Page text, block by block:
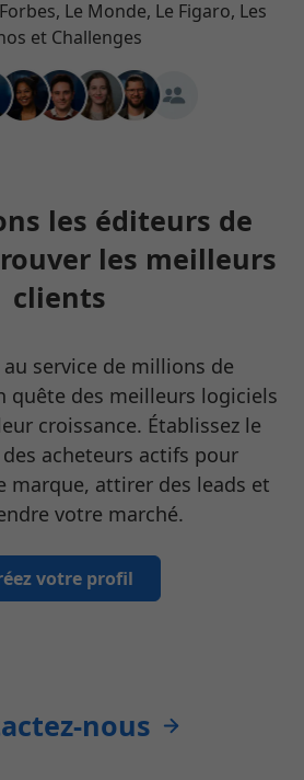
Le Monde, Le Figaro, Les
et Challenges
les éditeurs de
les meilleurs
clients
service de millions de
quête des meilleurs logiciels
croissance. Établissez le
acheteurs actifs pour
marque, attirer des leads et
votre marché.
votre profil
nous